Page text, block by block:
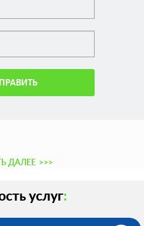
ДАЛЕЕ >>>
услуг: